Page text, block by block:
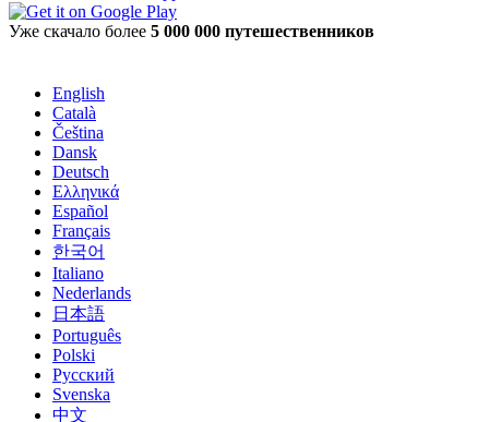
Уже скачало более 5 000 000 путешественников
English
Català
Čeština
Dansk
Deutsch
Ελληνικά
Español
Français
한국어
Italiano
Nederlands
日本語
Português
Polski
Русский
Svenska
中文